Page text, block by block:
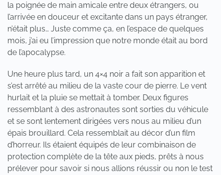
la poignée de main amicale entre deux étrangers, ou
l’arrivée en douceur et excitante dans un pays étranger,
n’était plus… Juste comme ça, en l’espace de quelques
mois, j’ai eu l’impression que notre monde était au bord
de l’apocalypse.
Une heure plus tard, un 4×4 noir a fait son apparition et
s’est arrêté au milieu de la vaste cour de pierre. Le vent
hurlait et la pluie se mettait à tomber. Deux figures
ressemblant à des astronautes sont sorties du véhicule
et se sont lentement dirigées vers nous au milieu d’un
épais brouillard. Cela ressemblait au décor d’un film
d’horreur. Ils étaient équipés de leur combinaison de
protection complète de la tête aux pieds, prêts à nous
prélever pour savoir si nous allions réussir ou non le test